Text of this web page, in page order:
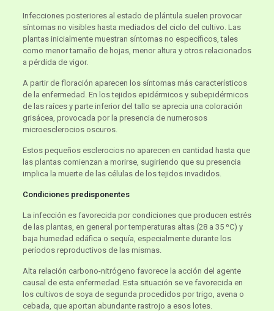
Infecciones posteriores al estado de plántula suelen provocar
síntomas no visibles hasta mediados del ciclo del cultivo. Las
plantas inicialmente muestran síntomas no específicos, tales
como menor tamaño de hojas, menor altura y otros relacionados
a pérdida de vigor.
A partir de floración aparecen los síntomas más característicos
de la enfermedad. En los tejidos epidérmicos y subepidérmicos
de las raíces y parte inferior del tallo se aprecia una coloración
grisácea, provocada por la presencia de numerosos
microesclerocios oscuros.
Estos pequeños esclerocios no aparecen en cantidad hasta que
las plantas comienzan a morirse, sugiriendo que su presencia
implica la muerte de las células de los tejidos invadidos.
Condiciones predisponentes
La infección es favorecida por condiciones que producen estrés
de las plantas, en general por temperaturas altas (28 a 35 ºC) y
baja humedad edáfica o sequía, especialmente durante los
períodos reproductivos de las mismas.
Alta relación carbono-nitrógeno favorece la acción del agente
causal de esta enfermedad. Esta situación se ve favorecida en
los cultivos de soya de segunda procedidos por trigo, avena o
cebada, que aportan abundante rastrojo a esos lotes.